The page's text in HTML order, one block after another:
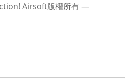
Airsoft版權所有 ―